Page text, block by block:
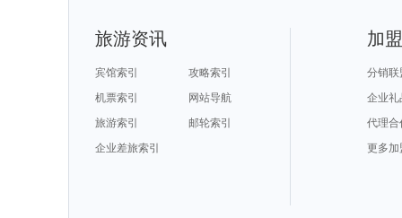
旅游资讯
宾馆索引
攻略索引
机票索引
网站导航
旅游索引
邮轮索引
企业差旅索引
加
分销联
企业礼
代理合
更多加